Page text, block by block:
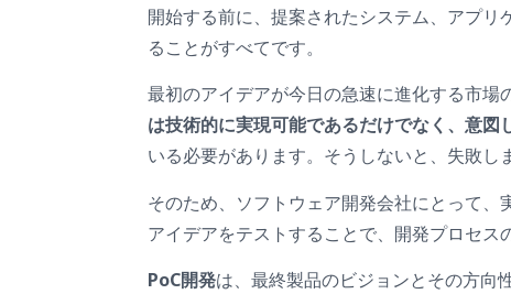
開始する前に、提案されたシステム、アプ
ることがすべてです。
最初のアイデアが今日の急速に進化する市
は技術的に実現可能であるだけでなく、意
いる必要があります。そうしないと、失敗し
そのため、ソフトウェア開発会社にとって
アイデアをテストすることで、開発プロセス
PoC開発は、最終製品のビジョンとその方向